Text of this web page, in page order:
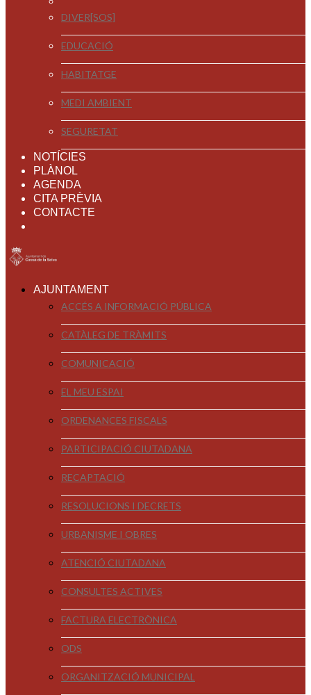
DIVER[SOS]
EDUCACIÓ
HABITATGE
MEDI AMBIENT
SEGURETAT
NOTÍCIES
PLÀNOL
AGENDA
CITA PRÈVIA
CONTACTE
AJUNTAMENT
ACCÉS A INFORMACIÓ PÚBLICA
CATÀLEG DE TRÀMITS
COMUNICACIÓ
EL MEU ESPAI
ORDENANCES FISCALS
PARTICIPACIÓ CIUTADANA
RECAPTACIÓ
RESOLUCIONS I DECRETS
URBANISME I OBRES
ATENCIÓ CIUTADANA
CONSULTES ACTIVES
FACTURA ELECTRÒNICA
ODS
ORGANITZACIÓ MUNICIPAL